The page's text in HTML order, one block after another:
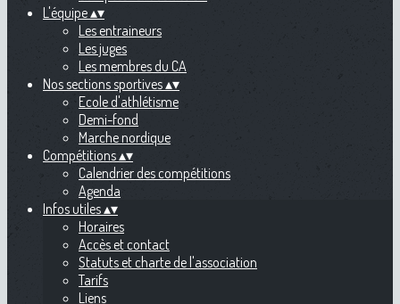
L'équipe▴▾
Les entraineurs
Les juges
Les membres du CA
Nos sections sportives▴▾
Ecole d'athlétisme
Demi-fond
Marche nordique
Compétitions▴▾
Calendrier des compétitions
Agenda
Infos utiles▴▾
Horaires
Accès et contact
Statuts et charte de l'association
Tarifs
Liens